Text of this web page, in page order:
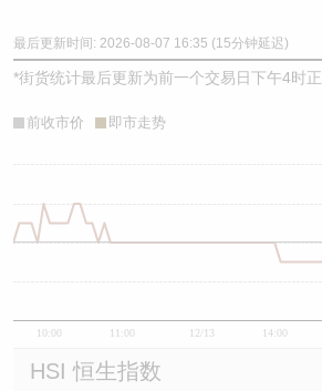
最后更新时间: 2026-08-07 16:35 (15分钟延迟)
*街货统计最后更新为前一个交易日下午4时正
前收市价 即市走势
10:00 11:00 12/13 14:00
HSI 恒生指数